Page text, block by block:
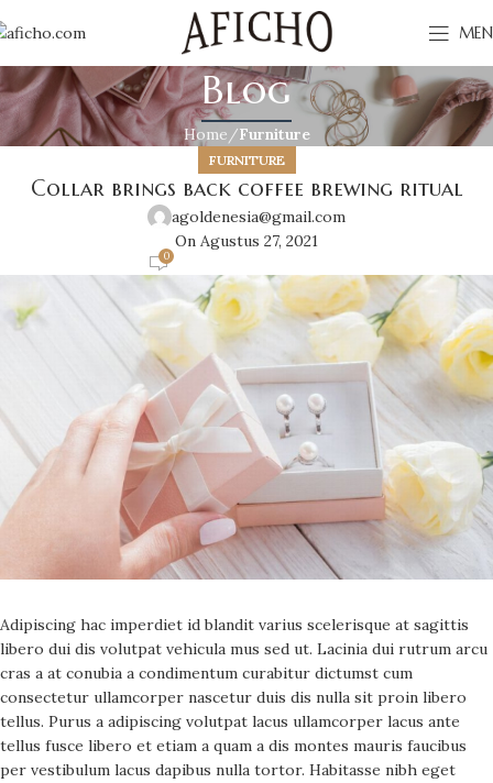
Blog
Home Furniture
FURNITURE
Collar brings back coffee brewing ritual
agoldenesia@gmail.com
On Agustus 27, 2021
0
Adipiscing hac imperdiet id blandit varius scelerisque at sagittis
libero dui dis volutpat vehicula mus sed ut. Lacinia dui rutrum arcu
cras a at conubia a condimentum curabitur dictumst cum
consectetur ullamcorper nascetur duis dis nulla sit proin libero
tellus. Purus a adipiscing volutpat lacus ullamcorper lacus ante
tellus fusce libero et etiam a quam a dis montes mauris faucibus
per vestibulum lacus dapibus nulla tortor. Habitasse nibh eget